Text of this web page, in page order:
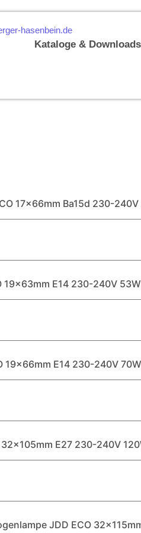
hasenbein.de
Kataloge & Downloads
17x66mm Ba15d 230-
19x63mm E14 230-240V
19x66mm E14 230-240V
E27 230-240V
JDD ECO